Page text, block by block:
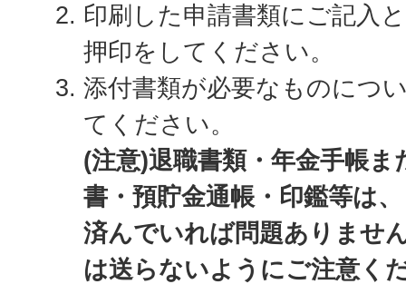
印刷した申請書類にご記入
押印をしてください。
添付書類が必要なものにつ
てください。
(注意)退職書類・年金手帳
書・預貯金通帳・印鑑等は
済んでいれば問題ありませ
は送らないようにご注意く